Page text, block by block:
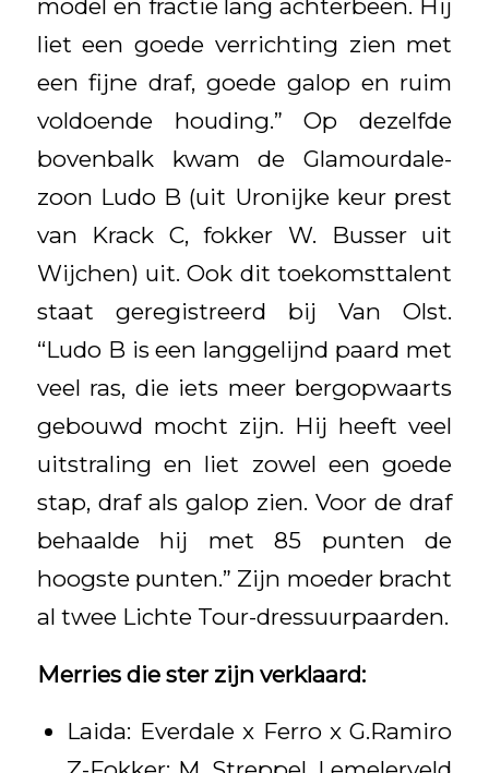
model en fractie lang achterbeen. Hij
liet een goede verrichting zien met
een fijne draf, goede galop en ruim
voldoende houding.” Op dezelfde
bovenbalk kwam de Glamourdale-
zoon Ludo B (uit Uronijke keur prest
van Krack C, fokker W. Busser uit
Wijchen) uit. Ook dit toekomsttalent
staat geregistreerd bij Van Olst.
“Ludo B is een langgelijnd paard met
veel ras, die iets meer bergopwaarts
gebouwd mocht zijn. Hij heeft veel
uitstraling en liet zowel een goede
stap, draf als galop zien. Voor de draf
behaalde hij met 85 punten de
hoogste punten.” Zijn moeder bracht
al twee Lichte Tour-dressuurpaarden.
Merries die ster zijn verklaard:
Laida: Everdale x Ferro x G.Ramiro